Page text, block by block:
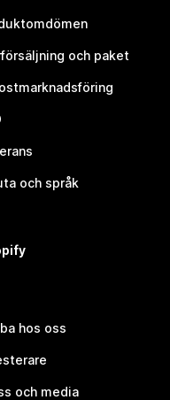
och paket
och språk
hos oss
och media